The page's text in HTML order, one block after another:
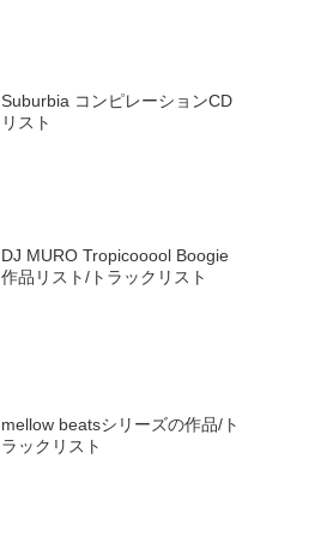
Suburbia コンピレーションCD
リスト
DJ MURO Tropicooool Boogie
作品リスト/トラックリスト
mellow beatsシリーズの作品/ト
ラックリスト